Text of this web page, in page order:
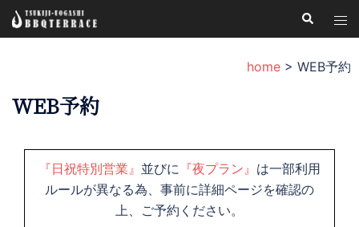
検
索
ト
グ
ル
home > WEB予約
WEB予約
『日祝特別営業』 並びに 『夜プラン』 は一部利用
ルールが異なる為、事前に詳細ページを確認の
上、ご予約ください。